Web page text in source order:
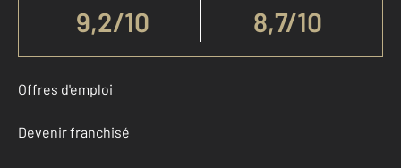
9,2/10 8,7/10
Offres d'emploi
Devenir franchisé